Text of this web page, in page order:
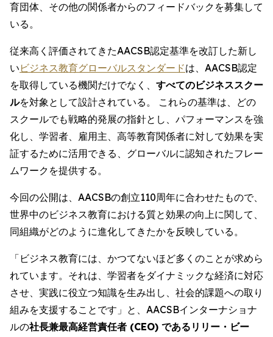
育団体、その他の関係者からのフィードバックを募集して
いる。
従来高く評価されてきたAACSB認定基準を改訂した新し
い ビジネス教育グローバルスタンダードは、AACSB認定
を取得している機関だけでなく、 すべてのビジネススクー
ルを対象として設計されている。 これらの基準は、どの
スクールでも戦略的発展の指針とし、パフォーマンスを強
化し、学習者、雇用主、高等教育関係者に対して効果を実
証するために活用できる、グローバルに認知されたフレー
ムワークを提供する。
今回の公開は、AACSBの創立110周年に合わせたもので、
世界中のビジネス教育における質と効果の向上に関して、
同組織がどのように進化してきたかを反映している。
「ビジネス教育には、かつてないほど多くのことが求めら
れています。それは、学習者をダイナミックな経済に対応
させ、実践に役立つ知識を生み出し、社会的課題への取り
組みを支援することです」と、AACSBインターナショナ
ルの社長兼最高経営責任者 (CEO) であるリリー・ビー